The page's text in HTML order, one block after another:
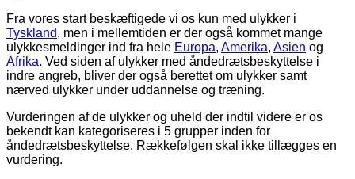
Fra vores start beskæftigede vi os kun med ulykker i
Tyskland, men i mellemtiden er der også kommet mange
ulykkesmeldinger ind fra hele Europa, Amerika, Asien og
Afrika. Ved siden af ulykker med åndedrætsbeskyttelse i
indre angreb, bliver der også berettet om ulykker samt
nærved ulykker under uddannelse og træning.
Vurderingen af de ulykker og uheld der indtil videre er os
bekendt kan kategoriseres i 5 grupper inden for
åndedrætsbeskyttelse. Rækkefølgen skal ikke tillægges en
vurdering.